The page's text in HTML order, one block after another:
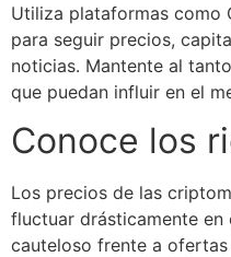
Utiliza plataformas como
para seguir precios,
noticias. Mantente al
que puedan influir en el
Conoce los
Los precios de las
fluctuar drásticamente
cauteloso frente a